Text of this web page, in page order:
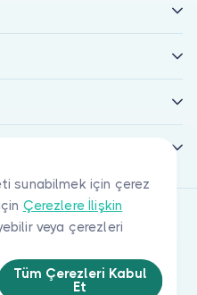
sunabilmek için çerez
Çerezlere İlişkin
veya çerezleri
Tüm Çerezleri Kabul
Et